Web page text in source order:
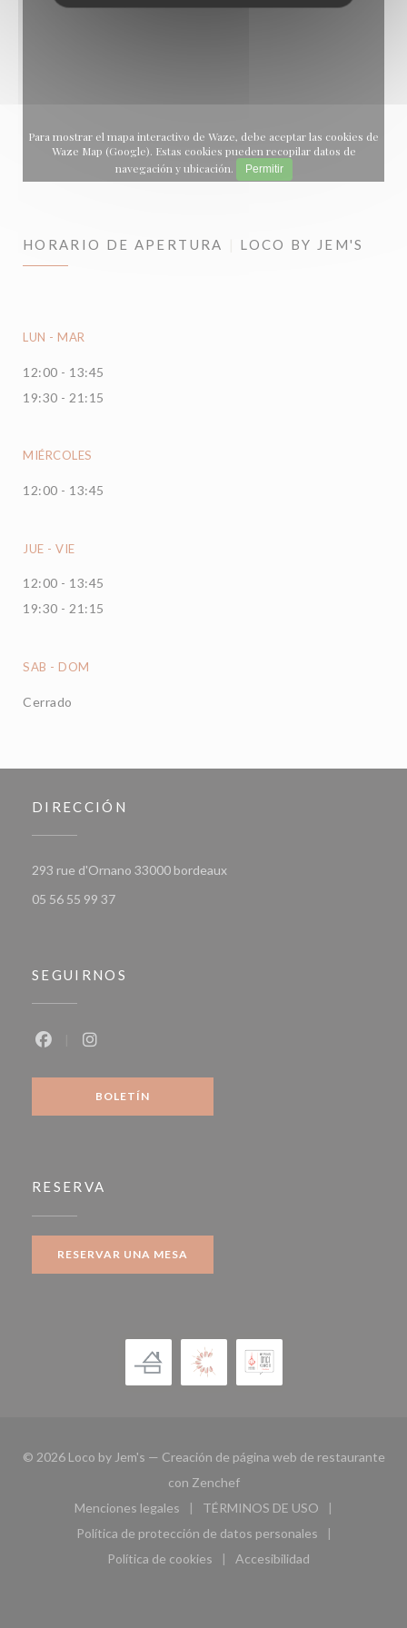
Para mostrar el mapa interactivo de Waze, debe aceptar las cookies de
Waze Map (Google). Estas cookies pueden recopilar datos de
navegación y ubicación.
Permitir
HORARIO DE APERTURA LOCO BY JEM'S
LUN - MAR
12:00 - 13:45
19:30 - 21:15
MIÉRCOLES
12:00 - 13:45
JUE - VIE
12:00 - 13:45
19:30 - 21:15
SAB - DOM
Cerrado
DIRECCIÓN
293 rue d'Ornano 33000 bordeaux((abre en una nueva ventana))
05 56 55 99 37
SEGUIRNOS
BOLETÍN
RESERVA
RESERVAR UNA MESA
© 2026 Loco by Jem's — Creación de página web de restaurante
con Zenchef((abre en una nueva ventana))
Menciones legales
((abre en una nueva ventana))
TÉRMINOS DE USO
((abre en una nueva
Política de protección de datos personales
((abre en una nueva ventana))
Política de cookies
((abre en una nueva ventana))
Accesibilidad